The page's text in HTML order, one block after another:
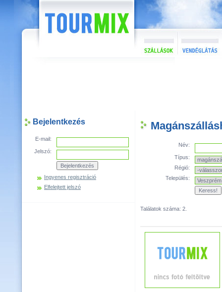
Bejelentkezés
E-mail:
Jelszó:
Ingyenes regisztráció
Elfelejtett jelszó
Név:
Típus:
Régió:
Település:
Találatok száma: 2.